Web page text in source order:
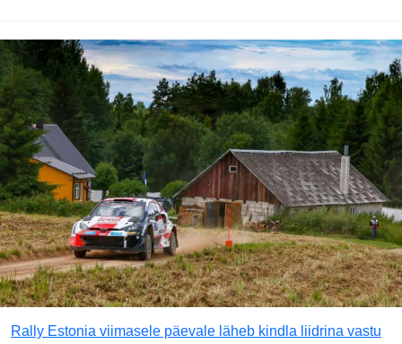
Rally Estonia viimasele päevale läheb kindla liidrina vastu